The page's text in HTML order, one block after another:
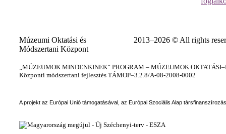
Múzeumi Oktatási és
Módszertani Központ
2013–2026 © All rights
„MÚZEUMOK MINDENKINEK” PROGRAM – MÚZEUMOK
Központi módszertani fejlesztés TÁMOP–3.2.8/A-08-2008-0002
A projekt az Európai Unió támogatásával, az Európai Szociális Alap